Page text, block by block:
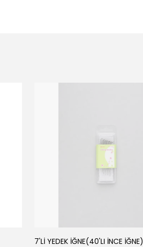
7'Lİ YEDEK İĞNE(40'LI İNCE İĞNE)